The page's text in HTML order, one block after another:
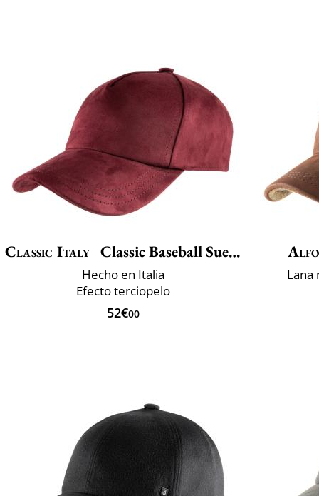
Classic Italy Classic Baseball Suedine
Hecho en Italia
Efecto terciopelo
52€00
Lana